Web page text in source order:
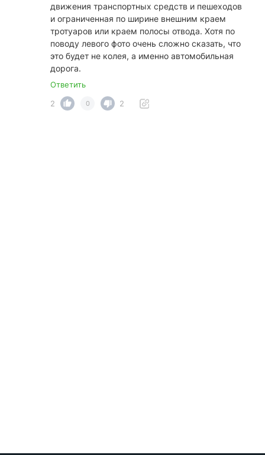
движения транспортных средств и пешеходов
и ограниченная по ширине внешним краем
тротуаров или краем полосы отвода. Хотя по
поводу левого фото очень сложно сказать, что
это будет не колея, а именно автомобильная
дорога.
Ответить
2
0 2